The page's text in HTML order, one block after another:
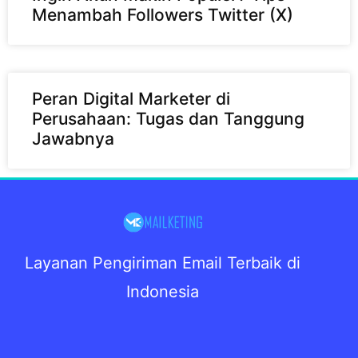
Menambah Followers Twitter (X)
Peran Digital Marketer di
Perusahaan: Tugas dan Tanggung
Jawabnya
Layanan Pengiriman Email Terbaik di
Indonesia